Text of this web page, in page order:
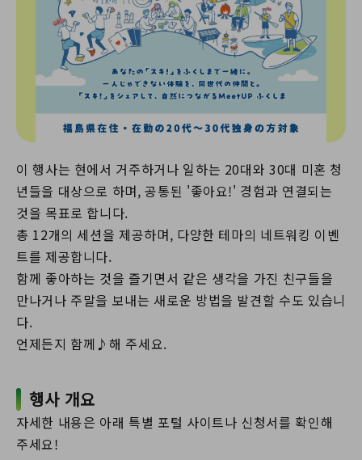
이 행사는 현에서 거주하거나 일하는 20대와 30대 미혼 청
년들을 대상으로 하며, 공통된 '좋아요!' 경험과 연결되는
것을 목표로 합니다.
총 12개의 세션을 제공하며, 다양한 테마의 네트워킹 이벤
트를 제공합니다.
함께 좋아하는 것을 즐기면서 같은 생각을 가진 친구들을
만나거나 주말을 보내는 새로운 방법을 발견할 수도 있습니
다.
언제든지 함께♪해 주세요.
행사 개요
자세한 내용은 아래 특별 포털 사이트나 신청서를 확인해
주세요!